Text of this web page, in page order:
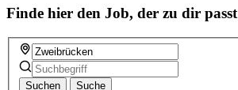
Finde hier den Job, der zu dir passt
Suchen Suche